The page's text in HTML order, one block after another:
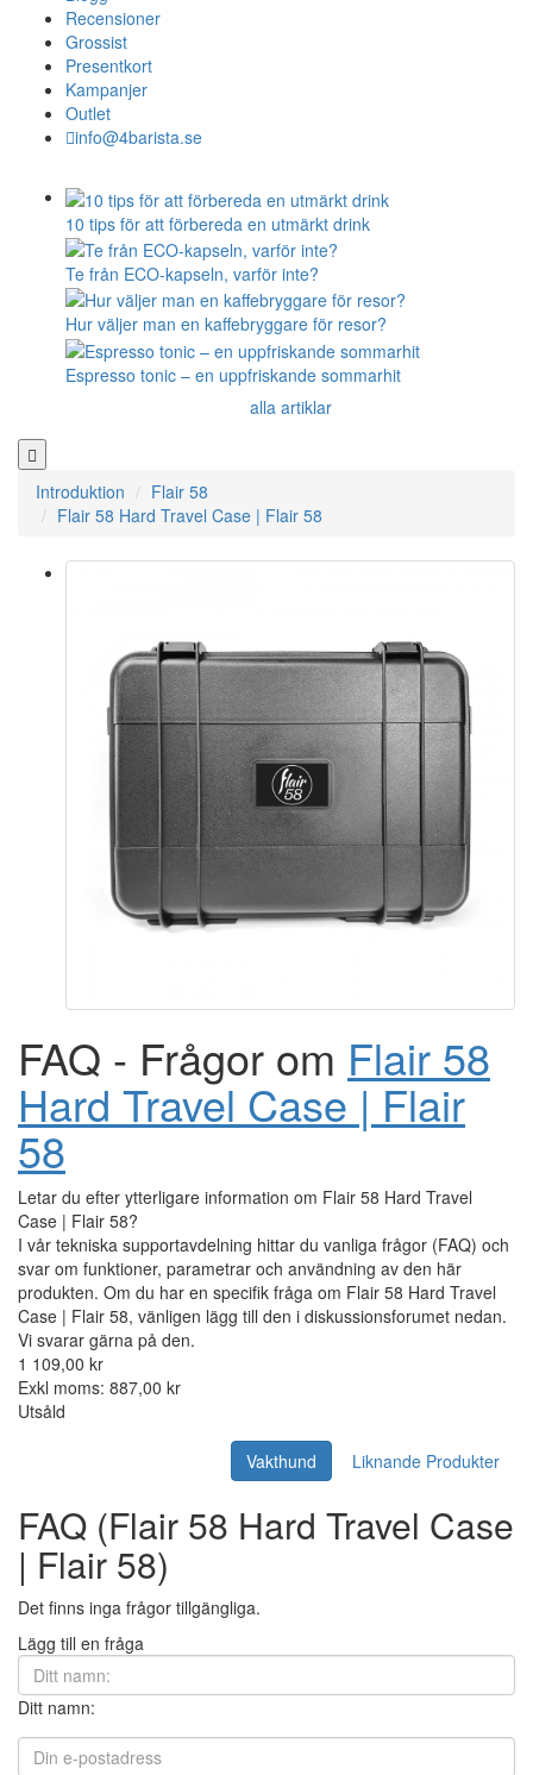
Recensioner
Grossist
Presentkort
Kampanjer
Outlet
info@4barista.se
10 tips för att förbereda en utmärkt drink
Te från ECO-kapseln, varför inte?
Hur väljer man en kaffebryggare för resor?
Espresso tonic – en uppfriskande sommarhit
alla artiklar
Introduktion
Flair 58
Flair 58 Hard Travel Case | Flair 58
FAQ - Frågor om Flair 58
Hard Travel Case | Flair
58
Letar du efter ytterligare information om Flair 58 Hard Travel
Case | Flair 58?
I vår tekniska supportavdelning hittar du vanliga frågor (FAQ) och
svar om funktioner, parametrar och användning av den här
produkten. Om du har en specifik fråga om Flair 58 Hard Travel
Case | Flair 58, vänligen lägg till den i diskussionsforumet nedan.
Vi svarar gärna på den.
1 109,00 kr
Exkl moms: 887,00 kr
Utsåld
Vakthund Liknande Produkter
FAQ (Flair 58 Hard Travel Case
| Flair 58)
Det finns inga frågor tillgängliga.
Lägg till en fråga
Ditt namn: